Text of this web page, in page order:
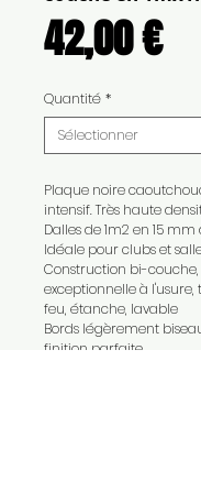
42,00 €Prix
Quantité *
Plaque noire
intensif. Très haute
Dalles de 1m2 en 15
Idéale pour clubs et
Construction bi-
exceptionnelle à l'usure,
feu, étanche, lavable
Bords légèrement
finition parfaite